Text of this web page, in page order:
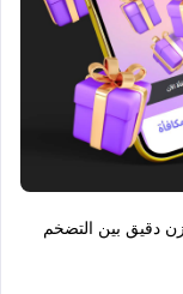
دقيق بين التضخم